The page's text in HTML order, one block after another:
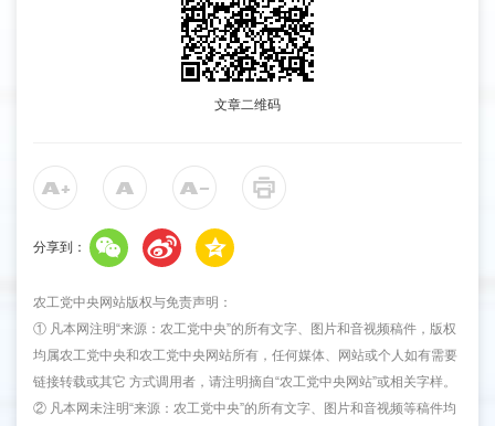
文章二维码
分享到：
农工党中央网站版权与免责声明：
① 凡本网注明“来源：农工党中央”的所有文字、图片和音视频稿件，版权
均属农工党中央和农工党中央网站所有，任何媒体、网站或个人如有需要
链接转载或其它 方式调用者，请注明摘自“农工党中央网站”或相关字样。
② 凡本网未注明“来源：农工党中央”的所有文字、图片和音视频等稿件均